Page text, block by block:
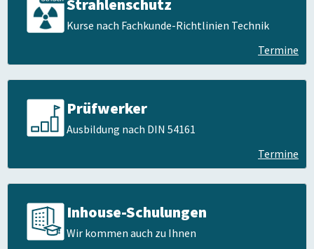
Strahlenschutz
Kurse nach Fachkunde-Richtlinien Technik
Termine
Prüfwerker
Ausbildung nach DIN 54161
Termine
Inhouse-Schulungen
Wir kommen auch zu Ihnen